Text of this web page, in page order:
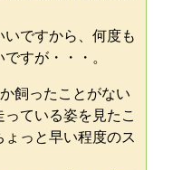
ですから、何度も
すが・・・。
飼ったことがない
ている姿を見たこ
っと早い程度のス